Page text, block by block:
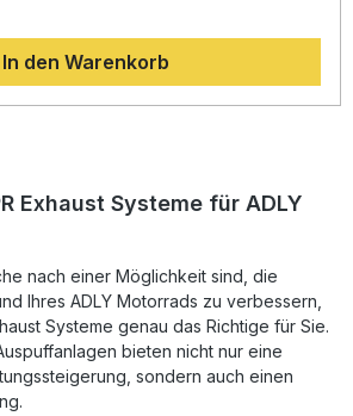
spürbare Gewichtsersparnis
Das sorgt nicht nur für ein
sondern auch für eine
Akustik. Dank des homologierten
Verfahren, sodass der Einbau
gelingt. GPR Produkte sind
eine gleichbleibend hohe
Killer ermöglicht es, den Klang nach
anzupassen. Dieses
alle fahrzeugspezifischen
erforderliche Zubehör für eine
Installation. Homologierter
dB-Killer Optimierte
Gewichtseinsparung
In den Warenkorb
Exhaust Systeme für ADLY
nach einer Möglichkeit sind, die
Ihres ADLY Motorrads zu verbessern,
Systeme genau das Richtige für Sie.
bieten nicht nur eine
sondern auch einen